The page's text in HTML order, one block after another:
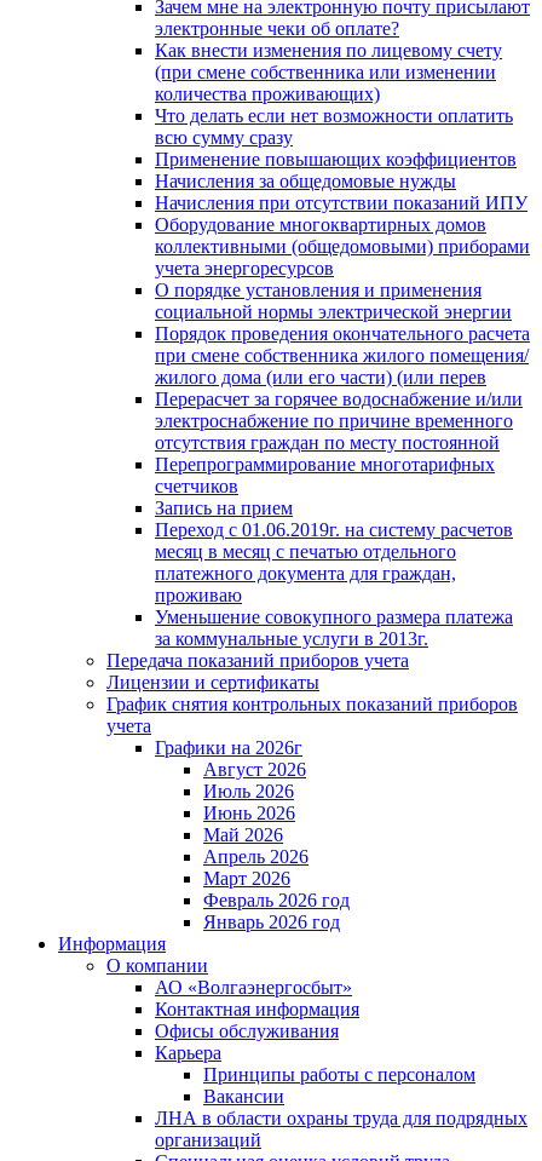
Зачем мне на электронную почту присылают
электронные чеки об оплате?
Как внести изменения по лицевому счету
(при смене собственника или изменении
количества проживающих)
Что делать если нет возможности оплатить
всю сумму сразу
Применение повышающих коэффициентов
Начисления за общедомовые нужды
Начисления при отсутствии показаний ИПУ
Оборудование многоквартирных домов
коллективными (общедомовыми) приборами
учета энергоресурсов
О порядке установления и применения
социальной нормы электрической энергии
Порядок проведения окончательного расчета
при смене собственника жилого помещения/
жилого дома (или его части) (или перев
Перерасчет за горячее водоснабжение и/или
электроснабжение по причине временного
отсутствия граждан по месту постоянной
Перепрограммирование многотарифных
счетчиков
Запись на прием
Переход с 01.06.2019г. на систему расчетов
месяц в месяц с печатью отдельного
платежного документа для граждан,
проживаю
Уменьшение совокупного размера платежа
за коммунальные услуги в 2013г.
Передача показаний приборов учета
Лицензии и сертификаты
График снятия контрольных показаний приборов
учета
Графики на 2026г
Август 2026
Июль 2026
Июнь 2026
Май 2026
Апрель 2026
Март 2026
Февраль 2026 год
Январь 2026 год
Информация
О компании
АО «Волгаэнергосбыт»
Контактная информация
Офисы обслуживания
Карьера
Принципы работы с персоналом
Вакансии
ЛНА в области охраны труда для подрядных
организаций